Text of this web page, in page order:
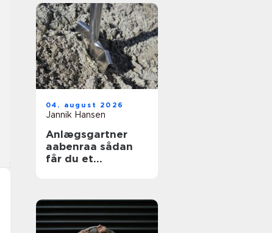
04. august 2026
Jannik Hansen
Anlægsgartner
aabenraa sådan
får du et